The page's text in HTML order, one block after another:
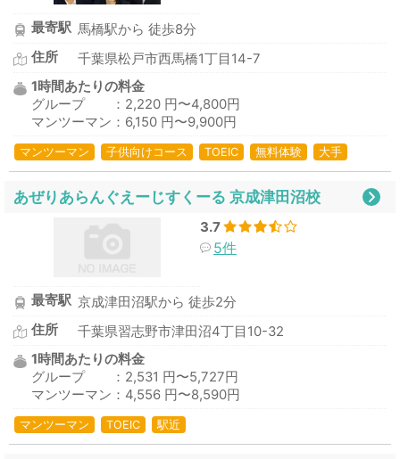
最寄駅 馬橋駅から 徒歩8分
住所
千葉県松戸市西馬橋1丁目14-7
1時間あたりの料金
グループ ：2,220 円〜4,800円
マンツーマン：6,150 円〜9,900円
マンツーマン 子供向けコース TOEIC 無料体験 大手
あぜりあらんぐえーじすくーる 京成津田沼校
3.7
5件
最寄駅 京成津田沼駅から 徒歩2分
住所
千葉県習志野市津田沼4丁目10-32
1時間あたりの料金
グループ ：2,531 円〜5,727円
マンツーマン：4,556 円〜8,590円
マンツーマン TOEIC 駅近